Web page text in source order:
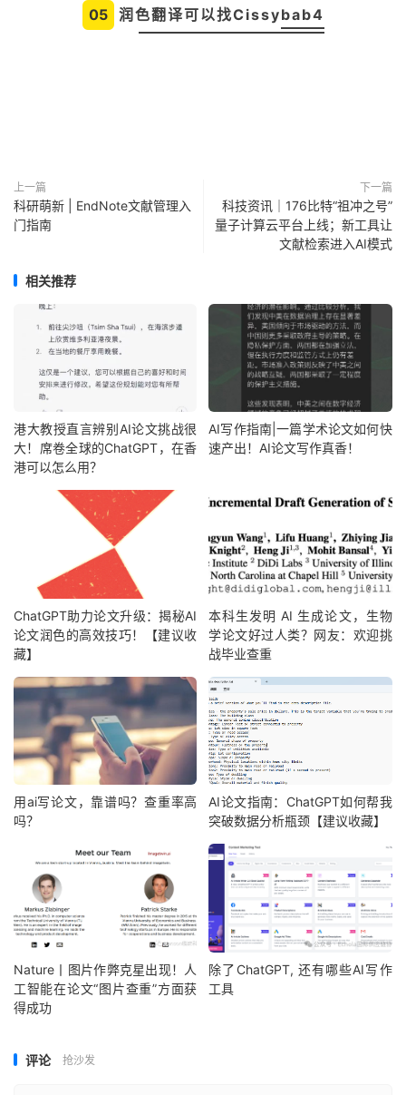
05 润色翻译可以找Cissybab4
上一篇
科研萌新 | EndNote文献管理入
门指南
下一篇
科技资讯｜176比特“祖冲之号”
量子计算云平台上线；新工具让
文献检索进入AI模式
相关推荐
港大教授直言辨别AI论文挑战很
大！席卷全球的ChatGPT，在香
港可以怎么用？
AI写作指南|一篇学术论文如何快
速产出！AI论文写作真香！
ChatGPT助力论文升级：揭秘AI
论文润色的高效技巧！【建议收
藏】
本科生发明 AI 生成论文，生物
学论文好过人类？网友：欢迎挑
战毕业查重
用ai写论文，靠谱吗？查重率高
吗？
AI论文指南：ChatGPT如何帮我
突破数据分析瓶颈【建议收藏】
Nature丨图片作弊克星出现！人
工智能在论文“图片查重”方面获
得成功
除了ChatGPT, 还有哪些AI写作
工具
评论 抢沙发